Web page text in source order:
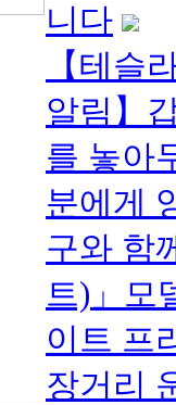
니다
【테슬
알림】
를 놓아
분에게
구와 함
트)」모
이트 프
장거리